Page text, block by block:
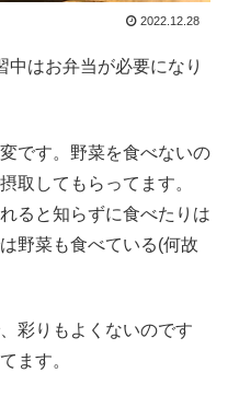
2022.12.28
はお弁当が必要になり
です。野菜を食べないの
取してもらってます。
ると知らずに食べたりは
野菜も食べている(何故
彩りもよくないのです
ます。